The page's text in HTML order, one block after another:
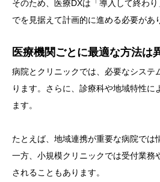
そのため、医療DXは「導入して終わ
でを見据えて計画的に進める必要があ
医療機関ごとに最適な方法は
病院とクリニックでは、必要なシステ
ります。さらに、診療科や地域特性に
ます。
たとえば、地域連携が重要な病院では
一方、小規模クリニックでは受付業務
されることもあります。